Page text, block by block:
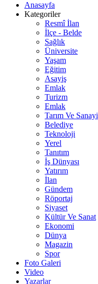
Anasayfa
Kategoriler
Resmî İlan
İlçe - Belde
Sağlık
Üniversite
Yaşam
Eğitim
Asayiş
Emlak
Turizm
Emlak
Tarım Ve Sanayi
Belediye
Teknoloji
Yerel
Tanıtım
İş Dünyası
Yatırım
İlan
Gündem
Röportaj
Siyaset
Kültür Ve Sanat
Ekonomi
Dünya
Magazin
Spor
Foto Galeri
Video
Yazarlar